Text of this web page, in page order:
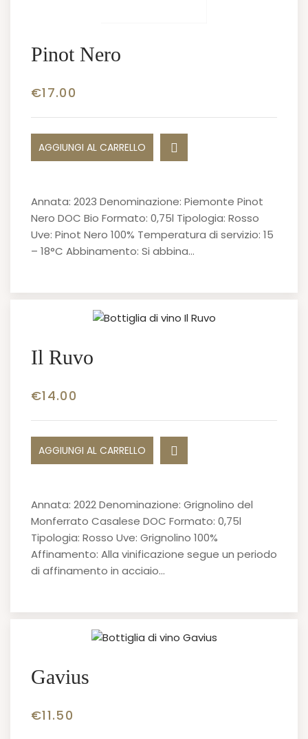
Pinot Nero
€17.00
AGGIUNGI AL CARRELLO
Annata: 2023 Denominazione: Piemonte Pinot
Nero DOC Bio Formato: 0,75l Tipologia: Rosso
Uve: Pinot Nero 100% Temperatura di servizio: 15
– 18°C Abbinamento: Si abbina…
Il Ruvo
€14.00
AGGIUNGI AL CARRELLO
Annata: 2022 Denominazione: Grignolino del
Monferrato Casalese DOC Formato: 0,75l
Tipologia: Rosso Uve: Grignolino 100%
Affinamento: Alla vinificazione segue un periodo
di affinamento in acciaio…
Gavius
€11.50